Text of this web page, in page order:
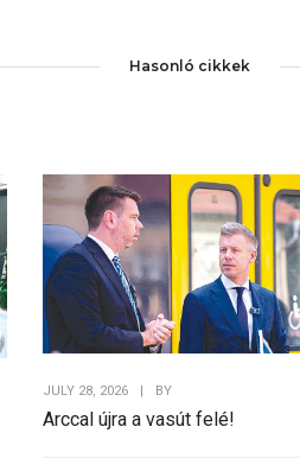
Hasonló cikkek
JULY 28, 2026 | BY
Arccal újra a vasút felé!